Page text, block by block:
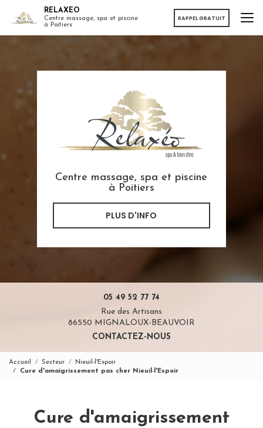
RELAXEO
Centre massage, spa et piscine
à Poitiers
RAPPEL GRATUIT
Centre massage, spa et piscine
à Poitiers
PLUS D'INFO
05 49 52 77 74
Rue des Artisans
86550 MIGNALOUX-BEAUVOIR
CONTACTEZ-NOUS
Accueil Secteur
Nieuil-l'Espoir
Cure d'amaigrissement pas cher Nieuil-l'Espoir
Cure d'amaigrissement